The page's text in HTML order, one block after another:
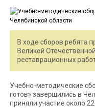
В ходе сборов ребята
Великой
реставрационных
Учебно-методические
готов» завершились в
приняли участие около